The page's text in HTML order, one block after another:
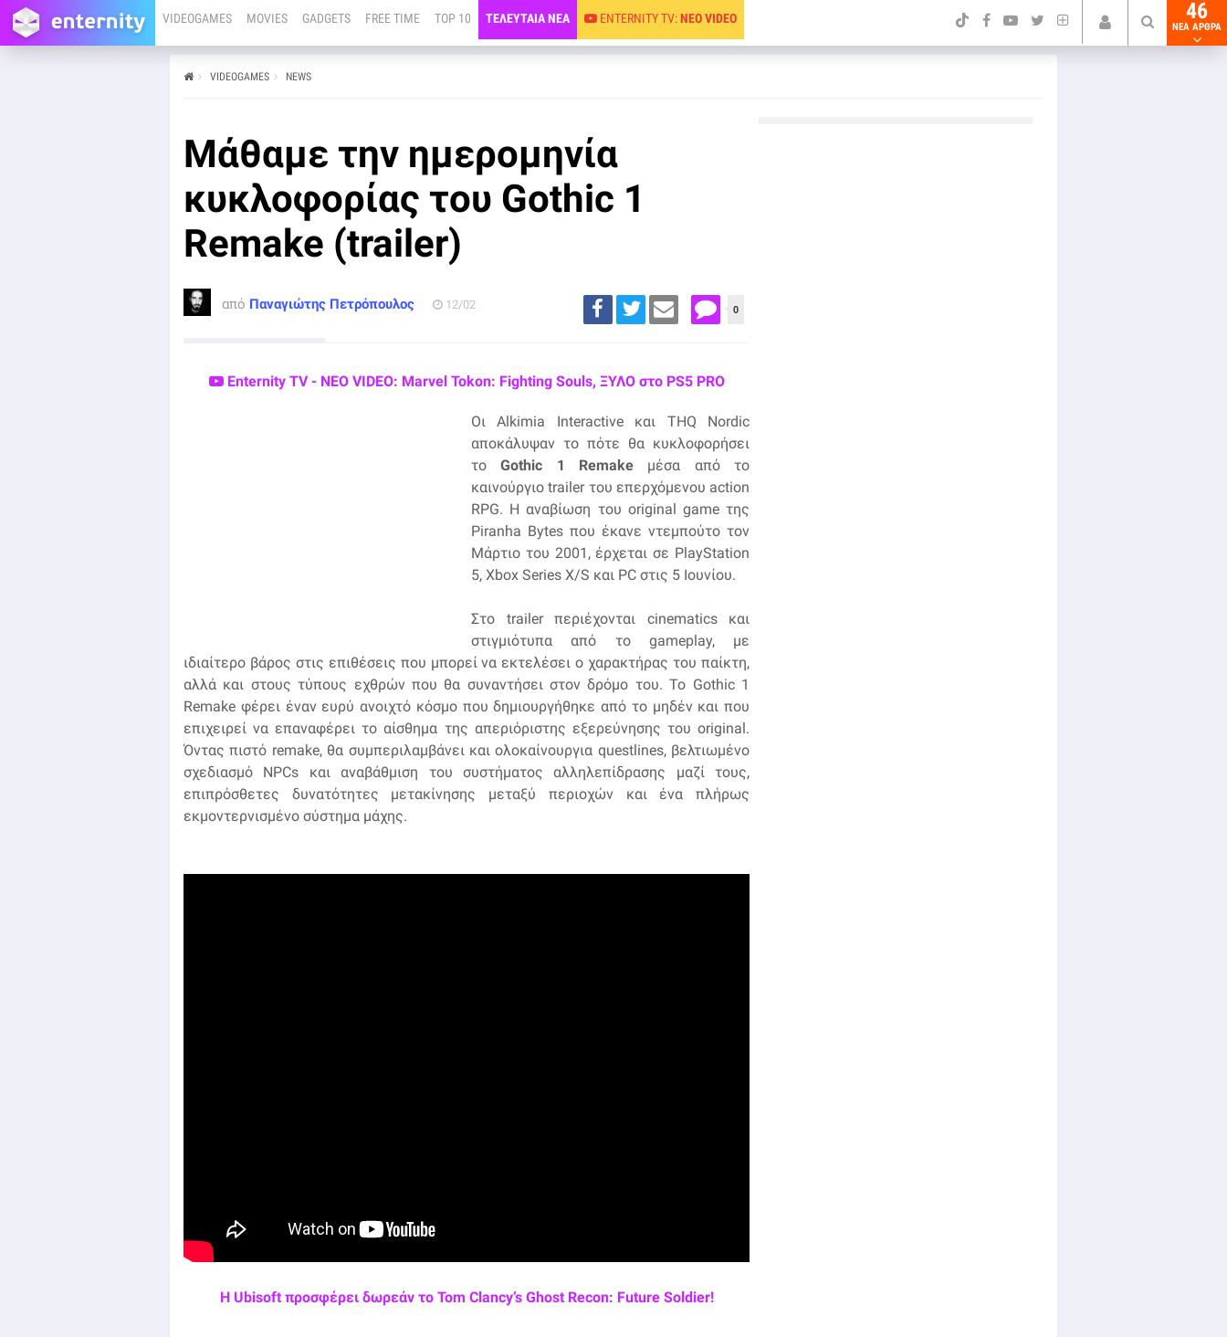
VIDEOGAMES MOVIES GADGETS FREE TIME TOP 10 ΤΕΛΕΥΤΑΙΑ ΝΕΑ ENTERNITY TV:ΝΕΟ VIDEO 46
NEA ΑΡΘΡΑ
VIDEOGAMES NEWS
Μάθαμε την ημερομηνία
κυκλοφορίας του Gothic 1
Remake (trailer)
από Παναγιώτης Πετρόπουλος 12/02 0
Enternity TV - ΝΕΟ VIDEO: Marvel Tokon: Fighting Souls, ΞΥΛΟ στο PS5 PRO
Οι Alkimia Interactive και THQ Nordic
αποκάλυψαν το πότε θα κυκλοφορήσει
τοGothic 1 Remake μέσα από το
καινούργιο trailer του επερχόμενου action
RPG. Η αναβίωση του original game της
Piranha Bytes που έκανε ντεμπούτο τον
Μάρτιο του 2001, έρχεται σε PlayStation
5, Xbox Series X/S και PC στις 5 Ιουνίου.
Στο trailer περιέχονται cinematics και
στιγμιότυπα από το gameplay, με
ιδιαίτερο βάρος στις επιθέσεις που μπορεί να εκτελέσει ο χαρακτήρας του παίκτη,
αλλά και στους τύπους εχθρών που θα συναντήσει στον δρόμο του. Το Gothic 1
Remake φέρει έναν ευρύ ανοιχτό κόσμο που δημιουργήθηκε από το μηδέν και που
επιχειρεί να επαναφέρει το αίσθημα της απεριόριστης εξερεύνησης του original.
Όντας πιστό remake, θα συμπεριλαμβάνει και ολοκαίνουργια questlines, βελτιωμένο
σχεδιασμό NPCs και αναβάθμιση του συστήματος αλληλεπίδρασης μαζί τους,
επιπρόσθετες δυνατότητες μετακίνησης μεταξύ περιοχών και ένα πλήρως
εκμοντερνισμένο σύστημα μάχης.
Η Ubisoft προσφέρει δωρεάν το Tom Clancy’s Ghost Recon: Future Soldier!
Παναγιώτης Πετρόπουλος
Οι Alkimia Interactive και THQ Nordic αποκάλυψαν το
πότε θα κυκλοφορήσει το Gothic 1 Remake μέσα από
το καινούργιο trailer του επερχόμενου action RPG.